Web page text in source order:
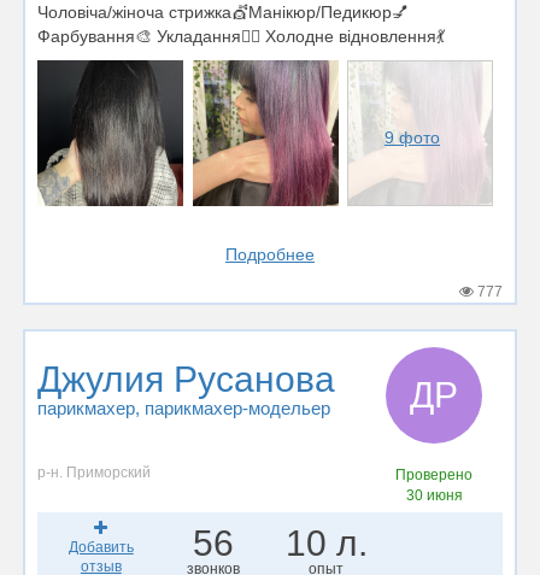
Чоловіча/жіноча стрижка💇Манікюр/Педикюр💅
Фарбування🎨 Укладання💆‍♀️ Холодне відновлення💃
9 фото
Подробнее
777
Джулия Русанова
парикмахер, парикмахер-модельер ДР
р-н. Приморский
Проверено
30 июня
Добавить
отзыв
56
звонков
10 л.
опыт